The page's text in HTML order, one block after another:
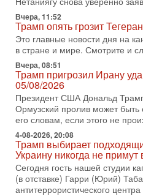
отменил решение о
30-07-2026, 16:54
Покупатель авиакомпании
запретить полеты по
Вокруг возможной продажи
разгорается громкий конфликт.
30-07-2026, 08:16
Трамп готовит удар по
Президент США Дональд
возможность масштабной
после ракетной атаки на
29-07-2026, 18:28
Трамп взбешен атакой на
Израиль меняет курс
В эфире телеканала ITON-TV
дипломат, в прошлом -
Вчера, 11:52
Трамп опять грозит
Это главные новости дня на
в стране и мире. Смотрите и
Вчера, 08:51
Трамп пригрозил Ирану
05/08/2026
Президент США Дональд
Ормузский пролив может быть
его словам, если этого не
4-08-2026, 20:08
Трамп выбирает
Украину никогда не
Сегодня гость нашей студии
(в отставке) Гарри (Юрий)
антитеррористического